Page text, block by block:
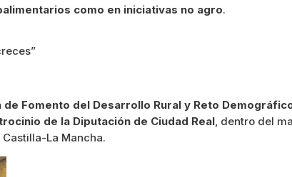
como en iniciativas no agro.
de Fomento del Desarrollo Rural y Reto
de la Diputación de Ciudad Real, dentro del
La Mancha.